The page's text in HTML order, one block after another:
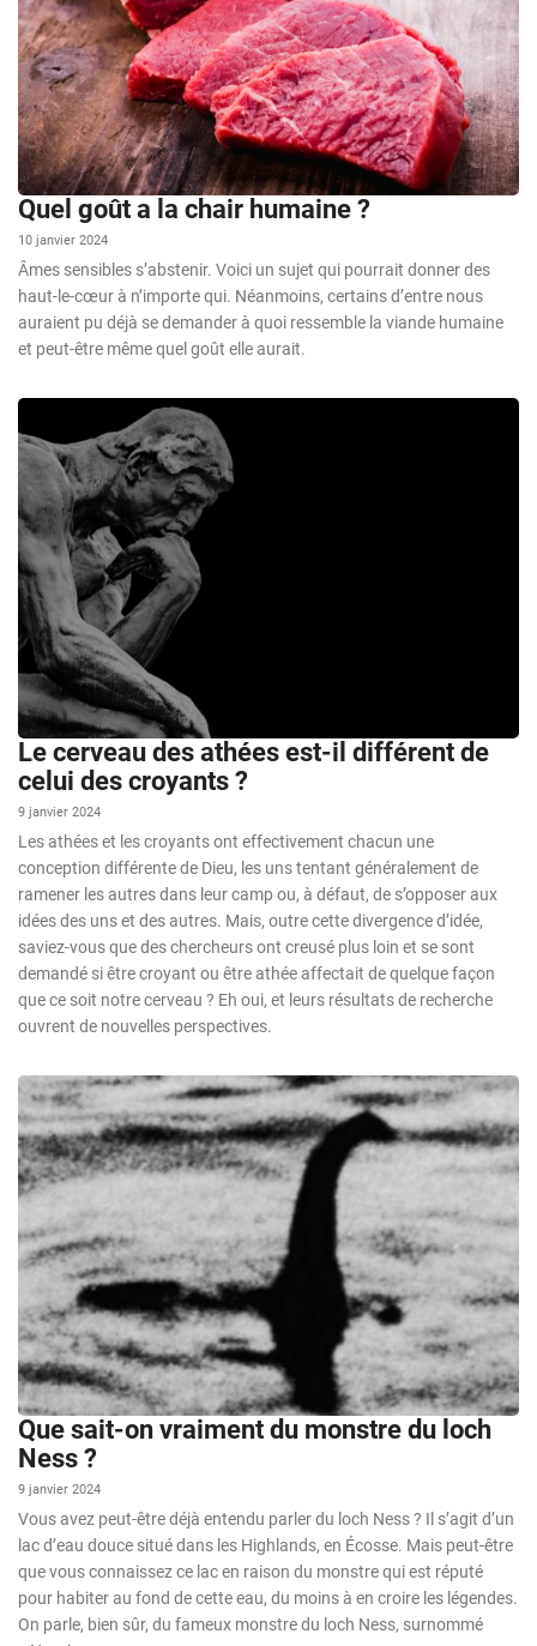
Quel goût a la chair humaine ?
10 janvier 2024
Âmes sensibles s’abstenir. Voici un sujet qui pourrait donner des
haut-le-cœur à n’importe qui. Néanmoins, certains d’entre nous
auraient pu déjà se demander à quoi ressemble la viande humaine
et peut-être même quel goût elle aurait.
Le cerveau des athées est-il différent de
celui des croyants ?
9 janvier 2024
Les athées et les croyants ont effectivement chacun une
conception différente de Dieu, les uns tentant généralement de
ramener les autres dans leur camp ou, à défaut, de s’opposer aux
idées des uns et des autres. Mais, outre cette divergence d’idée,
saviez-vous que des chercheurs ont creusé plus loin et se sont
demandé si être croyant ou être athée affectait de quelque façon
que ce soit notre cerveau ? Eh oui, et leurs résultats de recherche
ouvrent de nouvelles perspectives.
Que sait-on vraiment du monstre du loch
Ness ?
9 janvier 2024
Vous avez peut-être déjà entendu parler du loch Ness ? Il s’agit d’un
lac d’eau douce situé dans les Highlands, en Écosse. Mais peut-être
que vous connaissez ce lac en raison du monstre qui est réputé
pour habiter au fond de cette eau, du moins à en croire les légendes.
On parle, bien sûr, du fameux monstre du loch Ness, surnommé